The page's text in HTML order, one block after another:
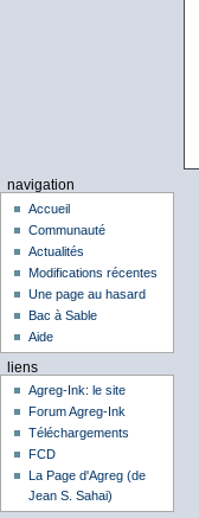
navigation
Accueil
Communauté
Actualités
Modifications récentes
Une page au hasard
Bac à Sable
Aide
liens
Agreg-Ink: le site
Forum Agreg-Ink
Téléchargements
FCD
La Page d'Agreg (de
Jean S. Sahai)